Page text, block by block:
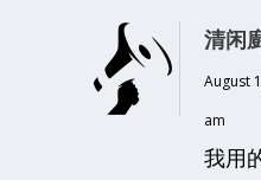
清闲
August
am
我用